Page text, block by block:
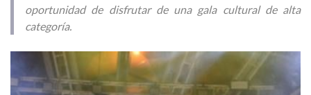
oportunidad de disfrutar de una gala cultural de alta
categoría.